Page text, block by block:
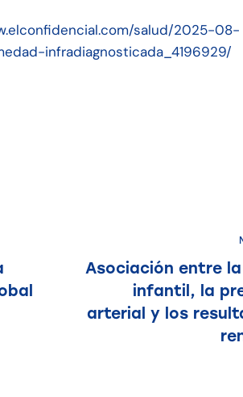
salud/2025-08-
infradiagnosticada_4196929/
Asociación entre la
infantil, la
arterial y los